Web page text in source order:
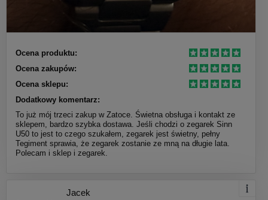
Ocena produktu:
Ocena zakupów:
Ocena sklepu:
Dodatkowy komentarz:
To już mój trzeci zakup w Zatoce. Świetna obsługa i kontakt ze
sklepem, bardzo szybka dostawa. Jeśli chodzi o zegarek Sinn
U50 to jest to czego szukałem, zegarek jest świetny, pełny
Tegiment sprawia, że zegarek zostanie ze mną na długie lata.
Polecam i sklep i zegarek.
Jacek